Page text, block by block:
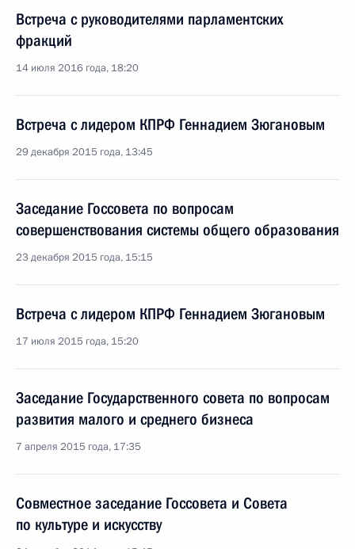
Встреча с руководителями парламентских
фракций
14 июля 2016 года, 18:20
Встреча с лидером КПРФ Геннадием Зюгановым
29 декабря 2015 года, 13:45
Заседание Госсовета по вопросам
совершенствования системы общего образования
23 декабря 2015 года, 15:15
Встреча с лидером КПРФ Геннадием Зюгановым
17 июля 2015 года, 15:20
Заседание Государственного совета по вопросам
развития малого и среднего бизнеса
7 апреля 2015 года, 17:35
Совместное заседание Госсовета и Совета
по культуре и искусству